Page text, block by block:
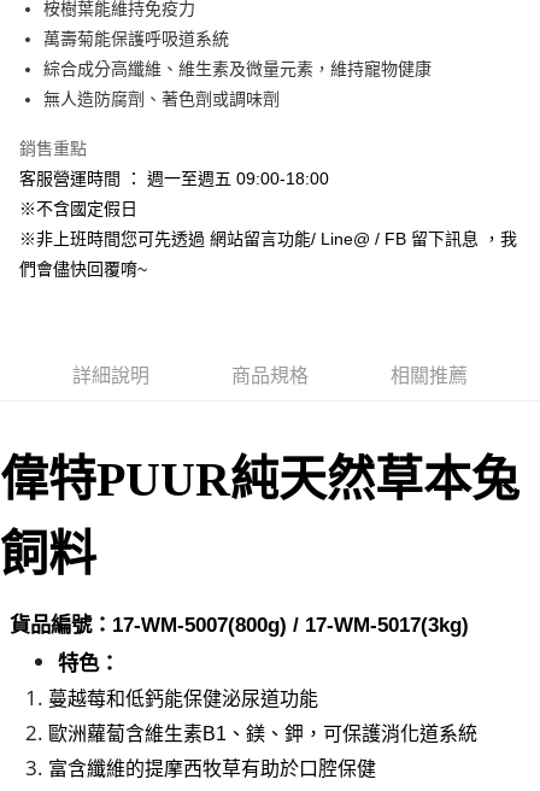
台灣樂天信用卡公司
Google Pay
AFTEE先享後付
相關說明
AFTEE先享後付是「在收到商品之後才付款」的支付方式。 讓您購物簡單
便利好安心！
２．便利：只要手機號碼，簡訊認證，即可結帳。
３．安心：先確認商品／服務後，再付款。
【「AFTEE先享後付」結帳流程】
３．收到繳費通知簡訊後14天內，點擊此簡訊中的連結，可透過四大超商／
ATM／網路銀行／等多元方式進行付款，方視為交易完成。
後付繳納相關費用。
※ 交易是否成功請以「AFTEE先享後付 」之結帳頁面顯示為準，若有關於
是否繳費成功／繳費後需取消欲退款等相關疑問，請聯繫「AFTEE先享後付
【注意事項】
權轉讓予恩沛科技股份有限公司。
２．關於個人資料處理事宜，請瀏覽以下網址：
https://aftee.tw/terms/#terms3
３．未成年的使用者請事先徵得法定代理人或監護人之同意方可使用
任。
４．使用「AFTEE先享後付」時，將依據個別帳號之用戶狀況，依本公司即
時審查核予不同之上限額度；若仍有額度不足之情形，本公司將視審查結果
ATM付款
運送方式
全家取貨付款_限重5KG
每筆NT$60，滿NT$999(含以上)免運費
付款後萊爾富取貨_限重10KG
7-11取貨付款_限重10KG
付款後7-11取貨_限重10KG
每筆NT$60，滿NT$999(含以上)免運費
宅配
每筆NT$120，滿NT$999(含以上)免運費
桉樹葉能維持免疫力
萬壽菊能保護呼吸道系統
綜合成分高纖維、維生素及微量元素，維持寵物健康
無人造防腐劑、著色劑或調味劑
銷售重點
客服營運時間 ： 週一至週五 09:00-18:00
※不含國定假日
※非上班時間您可先透過 網站留言功能/ Line@ / FB 留下訊息 ，我
們會儘快回覆唷~
詳細說明 商品規格 相關推薦
偉特PUUR純天然草本兔
飼料
貨品編號：17-WM-5007(800g) / 17-WM-5017(3kg)
特色：
蔓越莓和低鈣能保健泌尿道功能
歐洲蘿蔔含維生素B1、鎂、鉀，可保護消化道系統
富含纖維的提摩西牧草有助於口腔保健